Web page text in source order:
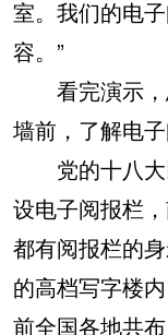
室。我们的电
容。”
看完演示，
墙前，了解电
党的十八大
设电子阅报栏
都有阅报栏的
的高档写字楼
前全国各地共